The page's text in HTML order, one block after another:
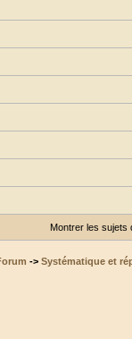
Montrer les sujets
-> Systématique et